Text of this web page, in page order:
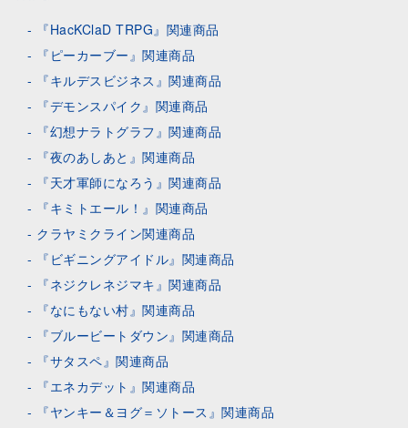
『HacKClaD TRPG』関連商品
『ピーカーブー』関連商品
『キルデスビジネス』関連商品
『デモンスパイク』関連商品
『幻想ナラトグラフ』関連商品
『夜のあしあと』関連商品
『天才軍師になろう』関連商品
『キミトエール！』関連商品
クラヤミクライン関連商品
『ビギニングアイドル』関連商品
『ネジクレネジマキ』関連商品
『なにもない村』関連商品
『ブルービートダウン』関連商品
『サタスペ』関連商品
『エネカデット』関連商品
『ヤンキー＆ヨグ＝ソトース』関連商品